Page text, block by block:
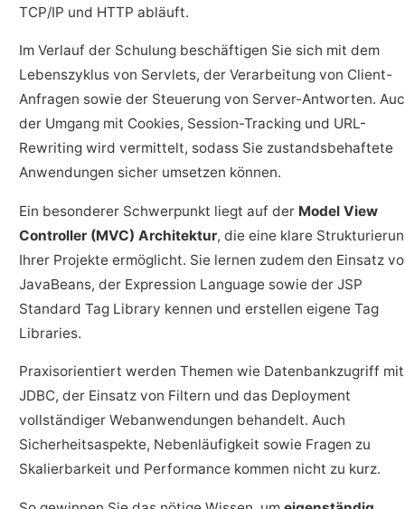
TCP/IP und HTTP abläuft.
Im Verlauf der Schulung beschäftigen Sie sich mit dem
Lebenszyklus von Servlets, der Verarbeitung von Client-
Anfragen sowie der Steuerung von Server-Antworten.
der Umgang mit Cookies, Session-Tracking und URL-
Rewriting wird vermittelt, sodass Sie zustandsbehaftete
Anwendungen sicher umsetzen können.
Ein besonderer Schwerpunkt liegt auf der Model View
Controller (MVC) Architektur, die eine klare
Ihrer Projekte ermöglicht. Sie lernen zudem den Einsatz
JavaBeans, der Expression Language sowie der JSP
Standard Tag Library kennen und erstellen eigene Tag
Libraries.
Praxisorientiert werden Themen wie Datenbankzugriff mit
JDBC, der Einsatz von Filtern und das Deployment
vollständiger Webanwendungen behandelt. Auch
Sicherheitsaspekte, Nebenläufigkeit sowie Fragen zu
Skalierbarkeit und Performance kommen nicht zu kurz.